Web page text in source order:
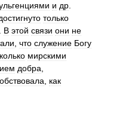
и др
только
В этой связи они не
что служение Богу
мирскими
добра
как